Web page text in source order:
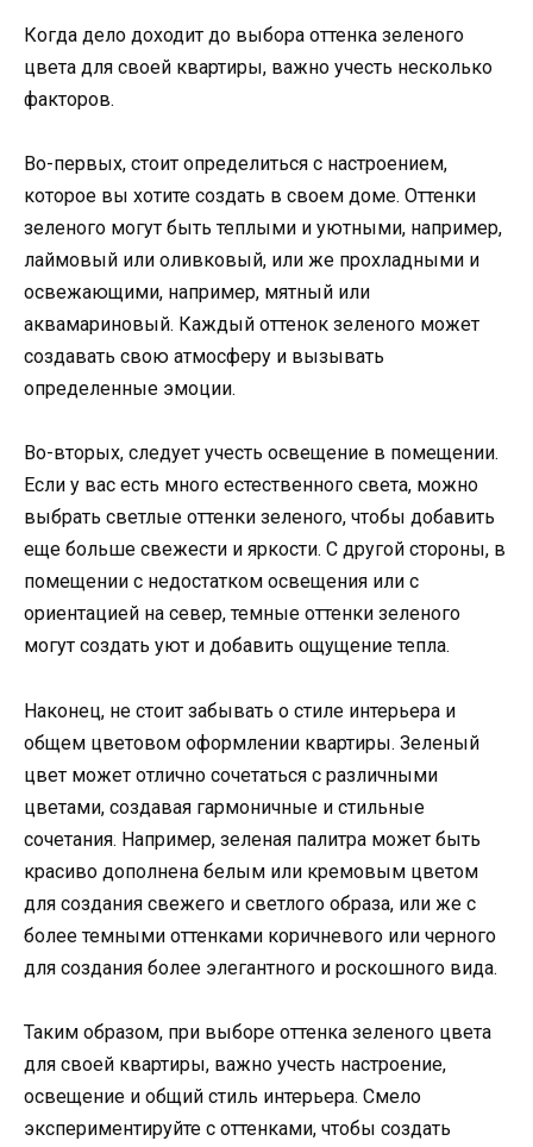
Когда дело доходит до выбора оттенка зеленого
цвета для своей квартиры, важно учесть несколько
факторов.
Во-первых, стоит определиться с настроением,
которое вы хотите создать в своем доме. Оттенки
зеленого могут быть теплыми и уютными, например,
лаймовый или оливковый, или же прохладными и
освежающими, например, мятный или
аквамариновый. Каждый оттенок зеленого может
создавать свою атмосферу и вызывать
определенные эмоции.
Во-вторых, следует учесть освещение в помещении.
Если у вас есть много естественного света, можно
выбрать светлые оттенки зеленого, чтобы добавить
еще больше свежести и яркости. С другой стороны, в
помещении с недостатком освещения или с
ориентацией на север, темные оттенки зеленого
могут создать уют и добавить ощущение тепла.
Наконец, не стоит забывать о стиле интерьера и
общем цветовом оформлении квартиры. Зеленый
цвет может отлично сочетаться с различными
цветами, создавая гармоничные и стильные
сочетания. Например, зеленая палитра может быть
красиво дополнена белым или кремовым цветом
для создания свежего и светлого образа, или же с
более темными оттенками коричневого или черного
для создания более элегантного и роскошного вида.
Таким образом, при выборе оттенка зеленого цвета
для своей квартиры, важно учесть настроение,
освещение и общий стиль интерьера. Смело
экспериментируйте с оттенками, чтобы создать